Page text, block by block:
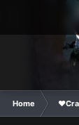
Home